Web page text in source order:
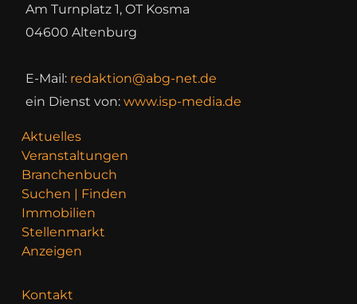
Am Turnplatz 1, OT Kosma
04600 Altenburg
E-Mail: redaktion@abg-net.de
ein Dienst von: www.isp-media.de
Aktuelles
Veranstaltungen
Branchenbuch
Suchen | Finden
Immobilien
Stellenmarkt
Anzeigen
Kontakt